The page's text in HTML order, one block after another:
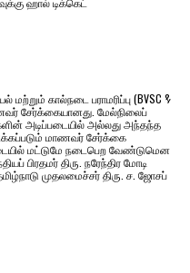
மற்றும் கால்நடை பராமரிப்பு (BVSC &
சேர்க்கையானது. மேல்நிலைப்
அடிப்படையில் அல்லது அந்தந்த
மாணவர் சேர்க்கை
மட்டுமே நடைபெற வேண்டுமென
பிரதமர் திரு. நரேந்திர மோடி
முதலமைச்சர் திரு. ச. ஜோசப்